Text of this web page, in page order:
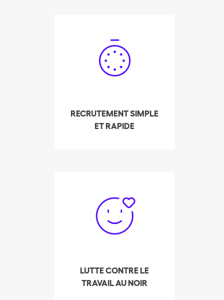
RECRUTEMENT SIMPLE
ET RAPIDE
de ménage à Zurich en
quelques clics ! Notre
système vous fait
ménage pré-
sélectionnés et les mieux
LUTTE CONTRE LE
TRAVAIL AU NOIR
Batmaid a permis à plus
de 3'000 femmes de
ménage de quitter le
sa plateforme de
placement privé.